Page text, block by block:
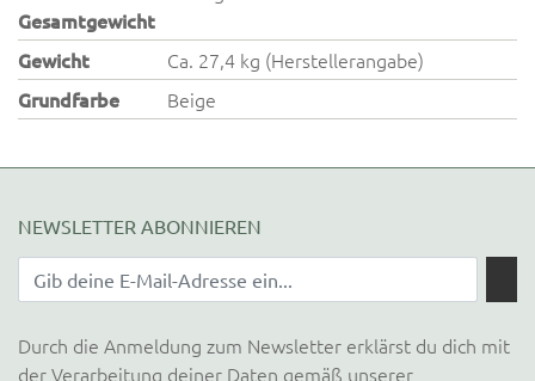
Gesamtgewicht
Gewicht
Ca. 27,4 kg (Herstellerangabe)
Grundfarbe
Beige
NEWSLETTER ABONNIEREN
Durch die Anmeldung zum Newsletter erklärst du dich mit
der Verarbeitung deiner Daten gemäß unserer